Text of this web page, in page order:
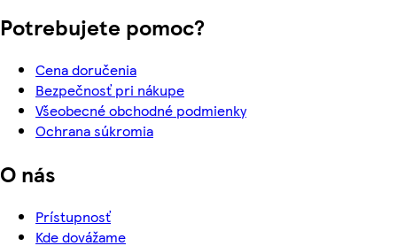
Potrebujete pomoc?
Cena doručenia
Bezpečnosť pri nákupe
Všeobecné obchodné podmienky
Ochrana súkromia
O nás
Prístupnosť
Kde dovážame